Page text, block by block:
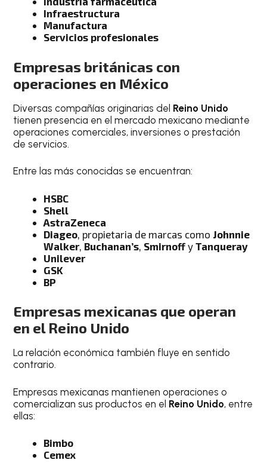
Infraestructura
Manufactura
Servicios profesionales
Empresas británicas con
operaciones en México
Diversas compañías originarias del Reino Unido
tienen presencia en el mercado mexicano mediante
operaciones comerciales, inversiones o prestación
de servicios.
Entre las más conocidas se encuentran:
HSBC
Shell
AstraZeneca
Diageo , propietaria de marcas como Johnnie
Walker,Buchanan’s SmirnoffyTanqueray
Unilever
GSK
BP
Empresas mexicanas que operan
en el Reino Unido
La relación económica también fluye en sentido
contrario.
Empresas mexicanas mantienen operaciones o
comercializan sus productos en el Reino Unido, entre
ellas:
Bimbo
Cemex